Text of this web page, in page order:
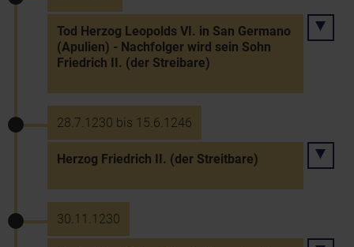
Tod Herzog Leopolds VI. in San Germano
(Apulien) - Nachfolger wird sein Sohn
Friedrich II. (der Streibare)
28.7.1230 bis 15.6.1246
Herzog Friedrich II. (der Streitbare)
30.11.1230